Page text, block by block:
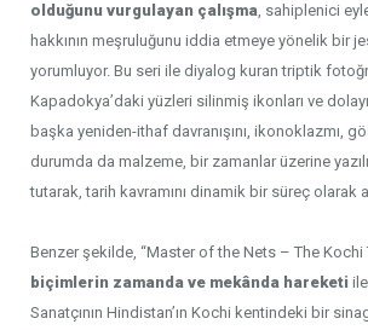
olduğunu vurgulayan çalışma, sahiplenici
hakkının meşruluğunu iddia etmeye yönelik bir
yorumluyor. Bu seri ile diyalog kuran triptik
Kapadokya’daki yüzleri silinmiş ikonları ve
başka yeniden-ithaf davranışını, ikonoklazmı,
durumda da malzeme, bir zamanlar üzerine
tutarak, tarih kavramını dinamik bir süreç olarak
Benzer şekilde, “Master of the Nets – The Kochi
biçimlerin zamanda ve mekânda hareketi
Sanatçının Hindistan’ın Kochi kentindeki bir